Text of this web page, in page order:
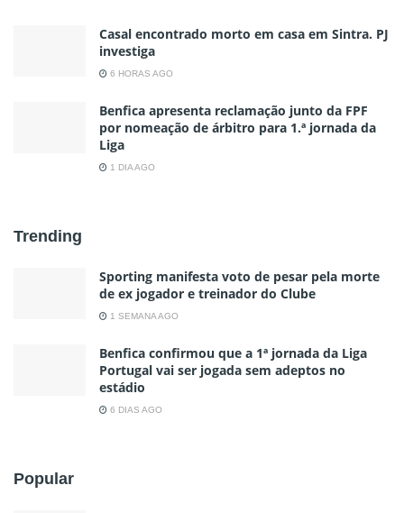
Casal encontrado morto em casa em Sintra. PJ
investiga
6 HORAS AGO
Benfica apresenta reclamação junto da FPF
por nomeação de árbitro para 1.ª jornada da
Liga
1 DIA AGO
Trending
Sporting manifesta voto de pesar pela morte
de ex jogador e treinador do Clube
1 SEMANA AGO
Benfica confirmou que a 1ª jornada da Liga
Portugal vai ser jogada sem adeptos no
estádio
6 DIAS AGO
Popular